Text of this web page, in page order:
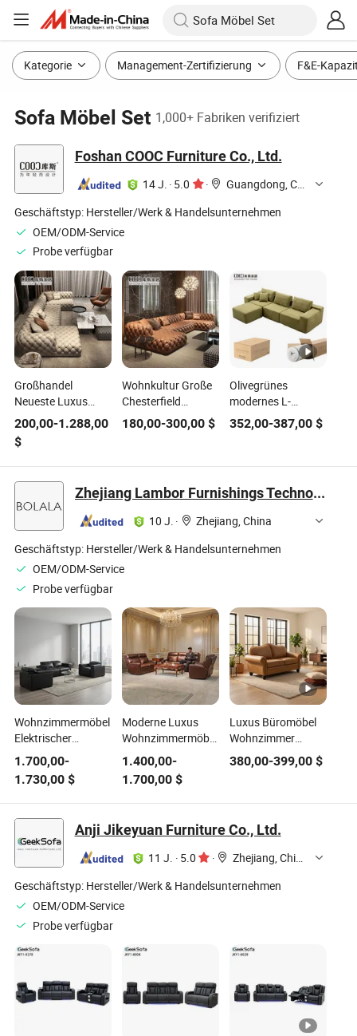
Kategorie Management-Zertifizierung F&E-
Sofa Möbel Set 1,000+ Fabriken verifiziert
Foshan COOC Furniture Co., Ltd.
14 J. · 5.0 ·
Guangdong, China
Geschäftstyp: Hersteller/Werk & Handelsunternehmen
OEM/ODM-Service
Probe verfügbar
Großhandel
Neueste Luxus
Moderne
Italienische Design
Wohnzimmer
Zuhause Hotel
Möbel Große U-
Form Eckstoff
Leder Chesterfield
Gepolsterte Sofa
Set
200,00-1.288,00
$
Wohnkultur Große
Chesterfield
Ecksofa
Wohnzimmer
Echtes Leder Möbel
180,00-300,00$
Olivegrünes
modernes L-
förmiges Stoff-Sofa
für das
Möbelset mit
vakuumverpacktem
Sofa-Couch
352,00-387,00$
Zhejiang Lambor Furnishings Technology Co., Ltd
10 J. ·
Zhejiang, China
Geschäftstyp: Hersteller/Werk & Handelsunternehmen
OEM/ODM-Service
Probe verfügbar
Wohnzimmermöbel
Elektrischer
Relaxsessel Stoff
Heimkino
Sofagarnitur
1.700,00-
1.730,00 $
Moderne Luxus
Wohnzimmermöbel
Modulares Braunes
Leder Power
Recliner Sofaset
1.400,00-
1.700,00$
Luxus Büromöbel
Wohnzimmer
Graues Leder 2
Sessel Set
380,00-399,00$
Anji Jikeyuan Furniture Co., Ltd.
11 J. · 5.0 ·
Zhejiang, China
Geschäftstyp: Hersteller/Werk & Handelsunternehmen
OEM/ODM-Service
Probe verfügbar